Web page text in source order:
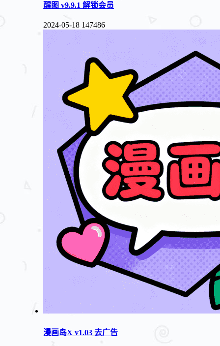
醒图 v9.9.1 解锁会员
2024-05-18 147486
漫画岛X v1.03 去广告